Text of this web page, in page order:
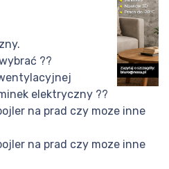
??
elektryczny ??
na prad czy moze inne
na prad czy moze inne